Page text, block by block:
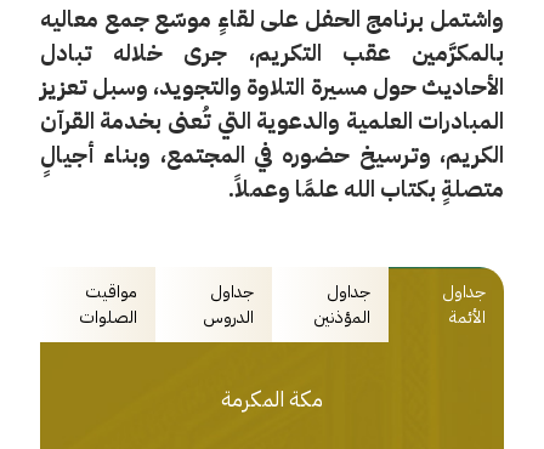
واشتمل برنامج الحفل على لقاءٍ موسّع جمع معاليه
بالمكرَّمين عقب التكريم، جرى خلاله تبادل
الأحاديث حول مسيرة التلاوة والتجويد، وسبل تعزيز
المبادرات العلمية والدعوية التي تُعنى بخدمة القرآن
الكريم، وترسيخ حضوره في المجتمع، وبناء أجيالٍ
متصلةٍ بكتاب الله علمًا وعملاً.
جداول
الأئمة
جداول
المؤذنين
جداول
الدروس
مواقيت
الصلوات
مكة المكرمة